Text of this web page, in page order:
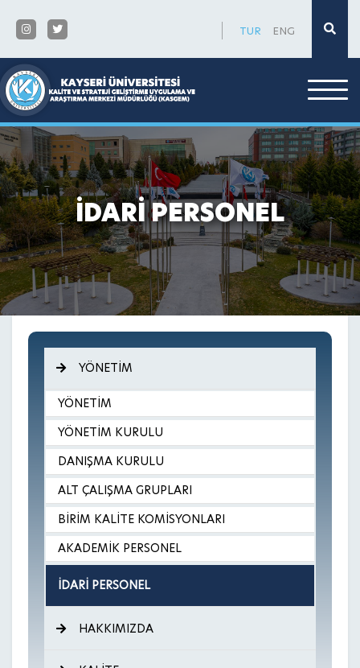
×
TUR ENG
İDARİ PERSONEL
YÖNETİM
YÖNETİM
YÖNETİM KURULU
DANIŞMA KURULU
ALT ÇALIŞMA GRUPLARI
BİRİM KALİTE KOMİSYONLARI
AKADEMİK PERSONEL
İDARİ PERSONEL
HAKKIMIZDA